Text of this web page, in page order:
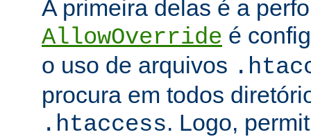
A primeira delas é a
AllowOverride é
o uso de arquivos
procura em todos
.htaccess. Logo,